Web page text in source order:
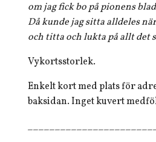
om jag fick bo på pionens blad
Då kunde jag sitta alldeles
och titta och lukta på allt det
Vykortsstorlek.
Enkelt kort med plats för
baksidan. Inget kuvert